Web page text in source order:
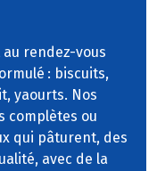
rendez-vous
: biscuits,
yaourts. Nos
complètes ou
qui pâturent, des
avec de la